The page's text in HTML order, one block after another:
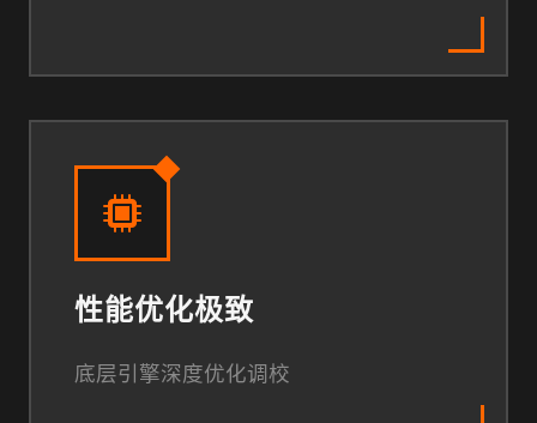
性能优化极致
底层引擎深度优化调校